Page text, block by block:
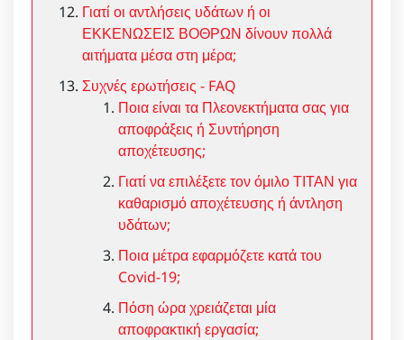
Γιατί οι αντλήσεις υδάτων ή οι
ΕΚΚΕΝΩΣΕΙΣ ΒΟΘΡΩΝ δίνουν πολλά
αιτήματα μέσα στη μέρα;
Συχνές ερωτήσεις - FAQ
Ποια είναι τα Πλεονεκτήματα σας για
αποφράξεις ή Συντήρηση
αποχέτευσης;
Γιατί να επιλέξετε τον όμιλο ΤΙΤΑΝ για
καθαρισμό αποχέτευσης ή άντληση
υδάτων;
Ποια μέτρα εφαρμόζετε κατά του
Covid-19;
Πόση ώρα χρειάζεται μία
αποφρακτική εργασία;